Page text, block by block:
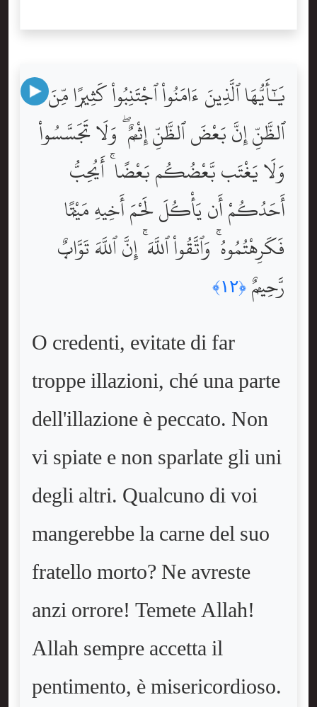
يَٰٓأَيُّهَا ٱلَّذِينَ ءَامَنُواْ ٱجْتَنِبُواْ كَثِيرًۭا مِّنَ
ٱلظَّنِّ إِنَّ بَعْضَ ٱلظَّنِّ إِثْمٌۭ ۖ وَلَا تَجَسَّسُواْ
وَلَا يَغْتَب بَّعْضُكُم بَعْضًا ۚ أَيُحِبُّ
أَحَدُكُمْ أَن يَأْكُلَ لَحْمَ أَخِيهِ مَيْتًۭا
فَكَرِهْتُمُوهُ ۚ وَٱتَّقُواْ ٱللَّهَ ۚ إِنَّ ٱللَّهَ تَوَّابٌۭ
رَّحِيمٌۭ ﴿١٢﴾
O credenti, evitate di far
troppe illazioni, ché una parte
dell'illazione è peccato. Non
vi spiate e non sparlate gli uni
degli altri. Qualcuno di voi
mangerebbe la carne del suo
fratello morto? Ne avreste
anzi orrore! Temete Allah!
Allah sempre accetta il
pentimento, è misericordioso.